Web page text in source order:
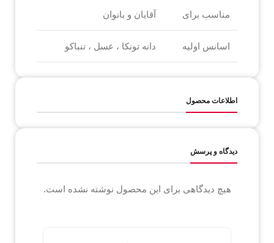
مناسب برای آقایان و بانوان
اسانس اولیه دانه تونکا ، عسل ، تنباکو
اطلاعات محصول
دیدگاه و پرسش
هیچ دیدگاهی برای این محصول نوشته نشده است.